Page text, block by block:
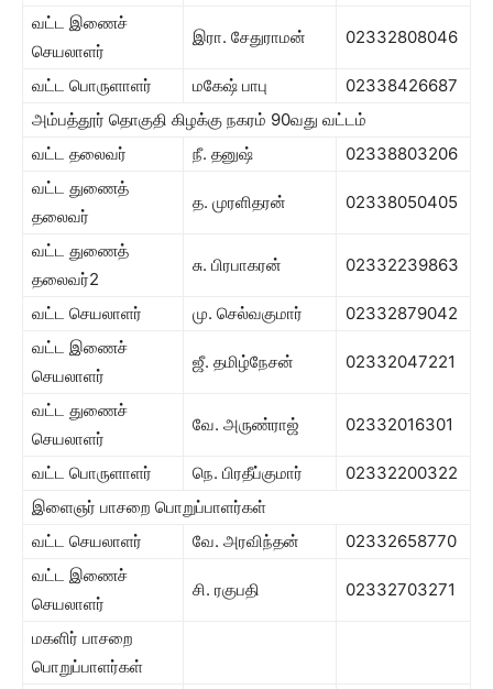
வட்ட இணைச்
செயலாளர்
இரா. சேதுராமன் 02332808046
வட்ட பொருளாளர் மகேஷ் பாபு
02338426687
அம்பத்தூர் தொகுதி கிழக்கு நகரம் 90வது வட்டம்
வட்ட தலைவர்
நீ. தனுஷ்
02338803206
வட்ட துணைத்
தலைவர்
த. முரளிதரன் 02338050405
வட்ட துணைத்
தலைவர்2
சு. பிரபாகரன் 02332239863
வட்ட செயலாளர் மு. செல்வகுமார்
02332879042
வட்ட இணைச்
செயலாளர்
ஜீ. தமிழ்நேசன் 02332047221
வட்ட துணைச்
செயலாளர்
வே. அருண்ராஜ் 02332016301
வட்ட பொருளாளர் நெ. பிரதீப்குமார்
02332200322
இளைஞர் பாசறை பொறுப்பாளர்கள்
வட்ட செயலாளர்
வே. அரவிந்தன்
02332658770
வட்ட இணைச்
செயலாளர்
சி. ரகுபதி 02332703271
மகளிர் பாசறை
பொறுப்பாளர்கள்